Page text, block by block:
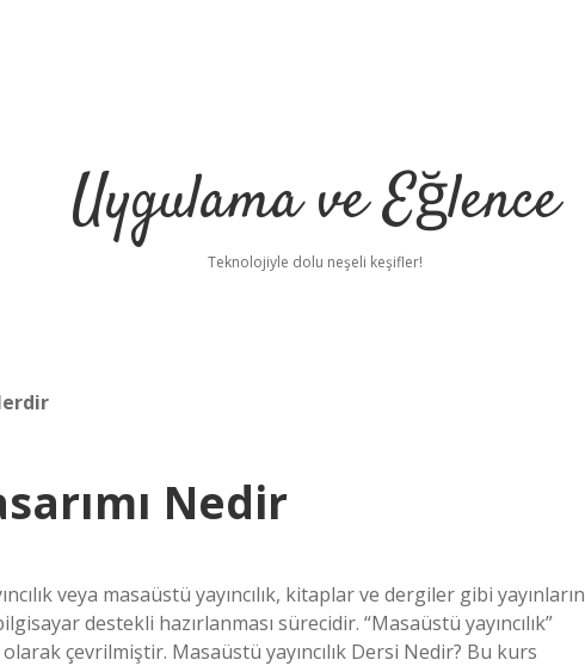
Uygulama ve Eğlence
Teknolojiyle dolu neşeli keşifler!
Nedir
veya masaüstü yayıncılık, kitaplar ve dergiler gibi yayınların
destekli hazırlanması sürecidir. “Masaüstü yayıncılık”
çevrilmiştir. Masaüstü yayıncılık Dersi Nedir? Bu kurs